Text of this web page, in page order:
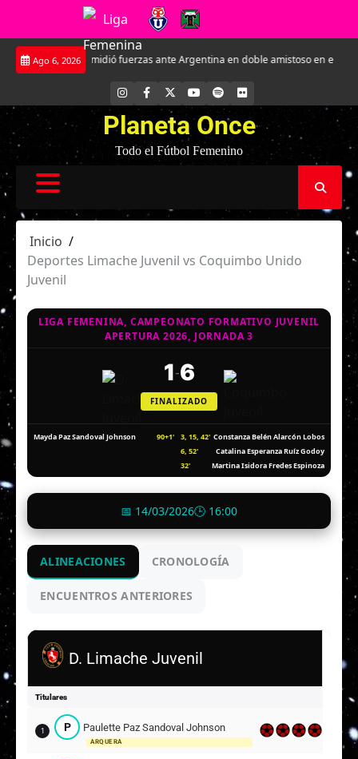
Saltar
Ago 6, 2026
Sub-17 midió fuerzas ante Argentina en doble amistoso en el CAR José
INSTAGRAM
FACEBOOK YOUTUBE
SPOTIFYFLICKR
Planeta Once
Todo el Fútbol Femenino
Inicio
Deportes Limache Juvenil vs Coquimbo Unido
Juvenil
LIGA FEMENINA, CAMPEONATO FORMATIVO JUVENIL
APERTURA 2026, JORNADA 3
1-6
FINALIZADO
Mayda Paz Sandoval Johnson 90+1' 3, 15, 42' Constanza Belén Alarcón Lobos
6, 52'
Catalina Esperanza Ruíz Godoy
32'
Martina Isidora Fredes Espinoza
📅 14/03/2026🕒 16:00
ALINEACIONES CRONOLOGÍA
ENCUENTROS ANTERIORES
D. Limache Juvenil
Titulares
1 P Paulette Paz Sandoval Johnson
ARQUERA